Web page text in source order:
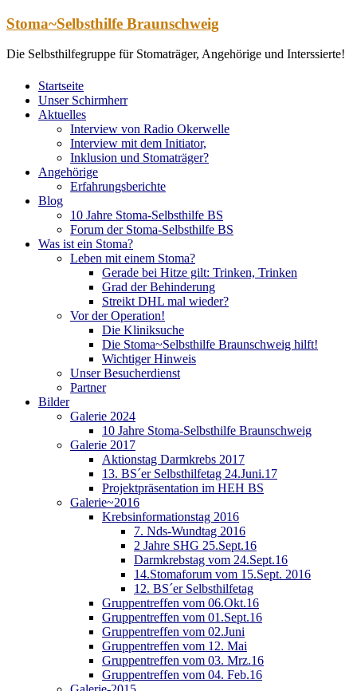
Zum
springen
Stoma~Selbsthilfe Braunschweig
Die Selbsthilfegruppe für Stomaträger, Angehörige und Interssierte!
Startseite
Unser Schirmherr
Aktuelles
Interview von Radio Okerwelle
Interview mit dem Initiator,
Inklusion und Stomaträger?
Angehörige
Erfahrungsberichte
Blog
10 Jahre Stoma-Selbsthilfe BS
Forum der Stoma-Selbsthilfe BS
Was ist ein Stoma?
Leben mit einem Stoma?
Gerade bei Hitze gilt: Trinken, Trinken
Grad der Behinderung
Streikt DHL mal wieder?
Vor der Operation!
Die Kliniksuche
Die Stoma~Selbsthilfe Braunschweig hilft!
Wichtiger Hinweis
Unser Besucherdienst
Partner
Bilder
Galerie 2024
10 Jahre Stoma-Selbsthilfe Braunschweig
Galerie 2017
Aktionstag Darmkrebs 2017
13. BS´er Selbsthilfetag 24.Juni.17
Projektpräsentation im HEH BS
Galerie~2016
Krebsinformationstag 2016
7. Nds-Wundtag 2016
2 Jahre SHG 25.Sept.16
Darmkrebstag vom 24.Sept.16
14.Stomaforum vom 15.Sept. 2016
12. BS´er Selbsthilfetag
Gruppentreffen vom 06.Okt.16
Gruppentreffen vom 01.Sept.16
Gruppentreffen vom 02.Juni
Gruppentreffen vom 12. Mai
Gruppentreffen vom 03. Mrz.16
Gruppentreffen vom 04. Feb.16